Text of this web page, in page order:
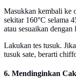
Masukkan kembali ke
sekitar 160°C selama
atau sesuaikan
Lakukan tes tusuk.
tusuk sate, berarti
6. Mendinginkan